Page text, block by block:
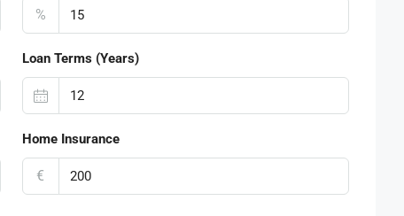
%
Loan Terms (Years)
Home Insurance
€